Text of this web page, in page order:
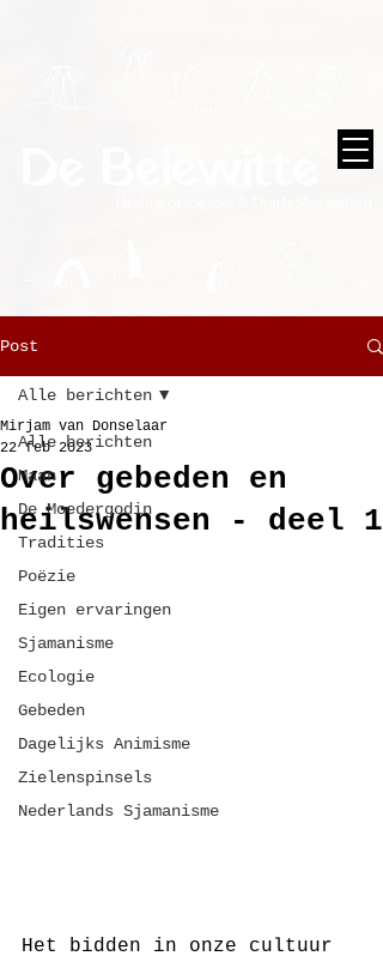
Post
Alle berichten
Maan
De Moedergodin
Tradities
Poëzie
Eigen ervaringen
Sjamanisme
Ecologie
Gebeden
Dagelijks Animisme
Zielenspinsels
Nederlands Sjamanisme
Alle berichten
Over gebeden en
heilswensen - deel 1
Mirjam van Donselaar
22 feb 2023
Het bidden in onze cultuur